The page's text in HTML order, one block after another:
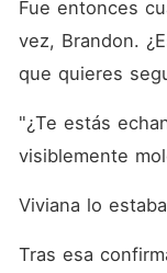
Fue entonces
vez, Brandon.
que quieres
"¿Te estás
visiblemente
Viviana lo
Tras esa